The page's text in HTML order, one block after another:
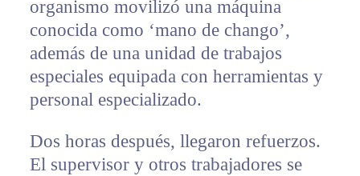
organismo movilizó una máquina
conocida como ‘mano de chango’,
además de una unidad de trabajos
especiales equipada con herramientas y
personal especializado.
Dos horas después, llegaron refuerzos.
El supervisor y otros trabajadores se